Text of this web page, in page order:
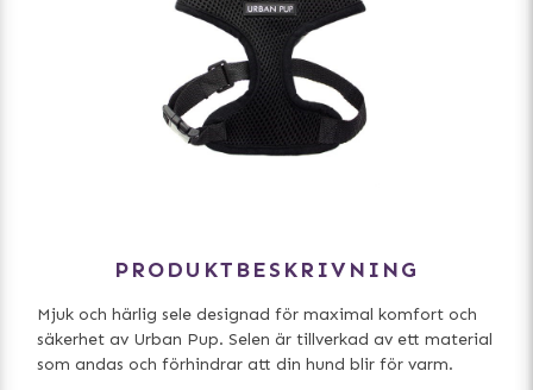
PRODUKTBESKRIVNING
Mjuk och härlig sele designad för maximal komfort och
säkerhet av Urban Pup. Selen är tillverkad av ett material
som andas och förhindrar att din hund blir för varm.